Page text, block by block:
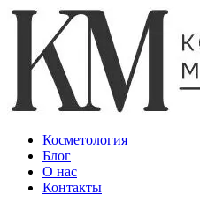
Косметология
Блог
О нас
Контакты